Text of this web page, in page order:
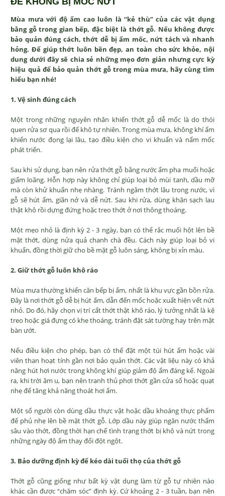
Mùa mưa với độ ẩm cao luôn là “kẻ thù” của các vật dụng
bằng gỗ trong gian bếp, đặc biệt là thớt gỗ. Nếu không được
bảo quản đúng cách, thớt dễ bị ẩm mốc, nứt tách và nhanh
hỏng. Để giúp thớt luôn bền đẹp, an toàn cho sức khỏe, nội
dung dưới đây sẽ chia sẻ những mẹo đơn giản nhưng cực kỳ
hiệu quả để bảo quản thớt gỗ trong mùa mưa, hãy cùng tìm
hiểu bạn nhé!
1. Vệ sinh đúng cách
Một trong những nguyên nhân khiến thớt gỗ dễ mốc là do thói
quen rửa sơ qua rồi để khô tự nhiên. Trong mùa mưa, không khí ẩm
khiến nước đọng lại lâu, tạo điều kiện cho vi khuẩn và nấm mốc
phát triển.
Sau khi sử dụng, bạn nên rửa thớt gỗ bằng nước ấm pha muối hoặc
giấm loãng. Hỗn hợp này không chỉ giúp loại bỏ mùi tanh, dầu mỡ
mà còn khử khuẩn nhẹ nhàng. Tránh ngâm thớt lâu trong nước, vì
gỗ sẽ hút ẩm, giãn nở và dễ nứt. Sau khi rửa, dùng khăn sạch lau
thật khô rồi dựng đứng hoặc treo thớt ở nơi thông thoáng.
Một mẹo nhỏ là định kỳ 2 - 3 ngày, bạn có thể rắc muối hột lên bề
mặt thớt, dùng nửa quả chanh chà đều. Cách này giúp loại bỏ vi
khuẩn, đồng thời giữ cho bề mặt gỗ luôn sáng, không bị xỉn màu.
2. Giữ thớt gỗ luôn khô ráo
Mùa mưa thường khiến căn bếp bị ẩm, nhất là khu vực gần bồn rửa.
Đây là nơi thớt gỗ dễ bị hút ẩm, dẫn đến mốc hoặc xuất hiện vết nứt
nhỏ. Do đó, hãy chọn vị trí cất thớt thật khô ráo, lý tưởng nhất là kệ
treo hoặc giá đựng có khe thoáng, tránh đặt sát tường hay trên mặt
bàn ướt.
Nếu điều kiện cho phép, bạn có thể đặt một túi hút ẩm hoặc vài
viên than hoạt tính gần nơi bảo quản thớt. Các vật liệu này có khả
năng hút hơi nước trong không khí giúp giảm độ ẩm đáng kể. Ngoài
ra, khi trời âm u, bạn nên tranh thủ phơi thớt gần cửa sổ hoặc quạt
nhẹ để tăng khả năng thoát hơi ẩm.
Một số người còn dùng dầu thực vật hoặc dầu khoáng thực phẩm
để phủ nhẹ lên bề mặt thớt gỗ. Lớp dầu này giúp ngăn nước thấm
sâu vào thớt, đồng thời hạn chế tình trạng thớt bị khô và nứt trong
những ngày độ ẩm thay đổi đột ngột.
3. Bảo dưỡng định kỳ để kéo dài tuổi thọ của thớt gỗ
Thớt gỗ cũng giống như bất kỳ vật dụng làm từ gỗ tự nhiên nào
khác cần được “chăm sóc” định kỳ. Cứ khoảng 2 - 3 tuần, bạn nên